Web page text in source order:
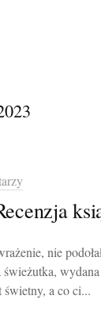
nie
świetny, a co ci...